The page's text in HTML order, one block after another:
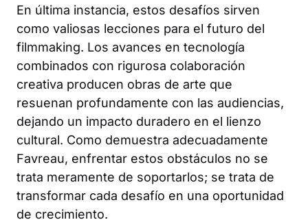
En última instancia, estos desafíos sirven
como valiosas lecciones para el futuro del
filmmaking. Los avances en tecnología
combinados con rigurosa colaboración
creativa producen obras de arte que
resuenan profundamente con las audiencias,
dejando un impacto duradero en el lienzo
cultural. Como demuestra adecuadamente
Favreau, enfrentar estos obstáculos no se
trata meramente de soportarlos; se trata de
transformar cada desafío en una oportunidad
de crecimiento.